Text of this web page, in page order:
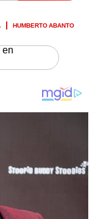
HUMBERTO ABANTO
en